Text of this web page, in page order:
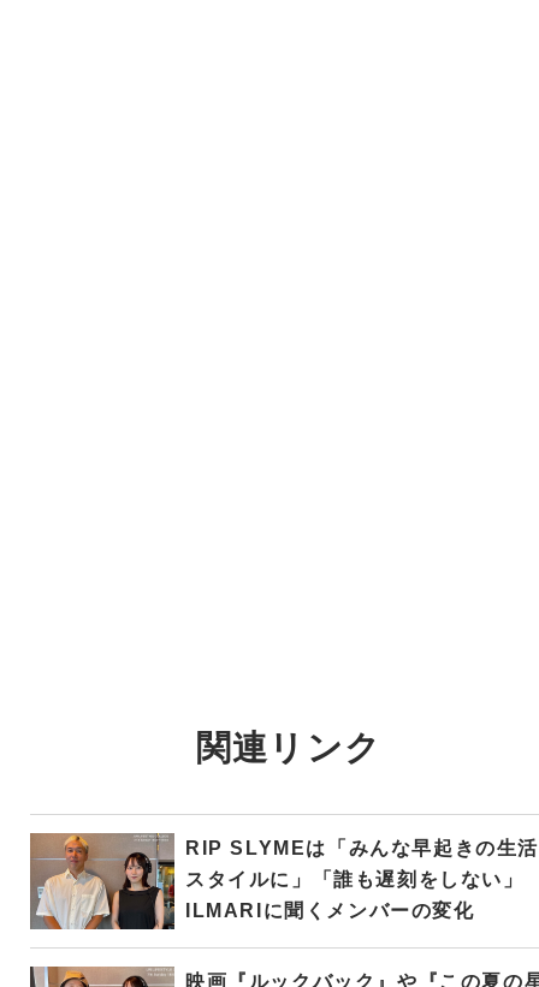
関連リンク
RIP SLYMEは「みんな早起きの生活
スタイルに」「誰も遅刻をしない」
ILMARIに聞くメンバーの変化
映画『ルックバック』や『この夏の